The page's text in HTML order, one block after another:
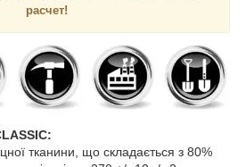
расчет!
тканини, що складається з 80%